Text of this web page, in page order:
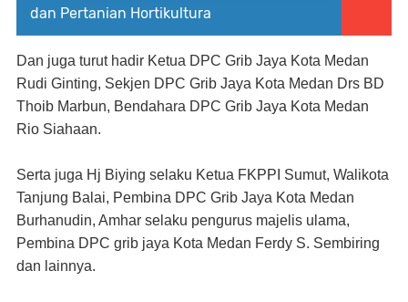
dan Pertanian Hortikultura
Dan juga turut hadir Ketua DPC Grib Jaya Kota Medan
Rudi Ginting, Sekjen DPC Grib Jaya Kota Medan Drs BD
Thoib Marbun, Bendahara DPC Grib Jaya Kota Medan
Rio Siahaan.
Serta juga Hj Biying selaku Ketua FKPPI Sumut, Walikota
Tanjung Balai, Pembina DPC Grib Jaya Kota Medan
Burhanudin, Amhar selaku pengurus majelis ulama,
Pembina DPC grib jaya Kota Medan Ferdy S. Sembiring
dan lainnya.